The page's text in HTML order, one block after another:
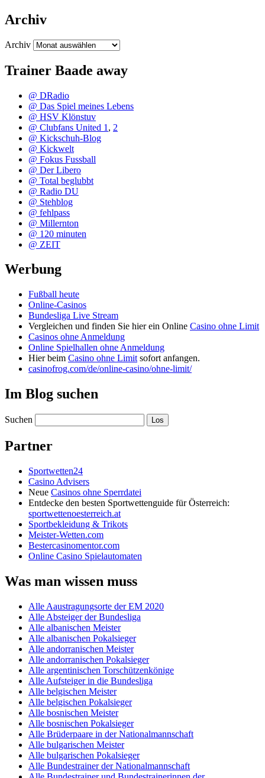
Archiv
Archiv
Trainer Baade away
@ DRadio
@ Das Spiel meines Lebens
@ HSV Klönstuv
@ Clubfans United 1 , 2
@ Kickschuh-Blog
@ Kickwelt
@ Fokus Fussball
@ Der Libero
@ Total beglubbt
@ Radio DU
@ Stehblog
@ fehlpass
@ Millernton
@ 120 minuten
@ ZEIT
Werbung
Fußball heute
Online-Casinos
Bundesliga Live Stream
Vergleichen und finden Sie hier ein Online Casino ohne Limit
Casinos ohne Anmeldung
Online Spielhallen ohne Anmeldung
Hier beim Casino ohne Limit sofort anfangen.
casinofrog.com/de/online-casino/ohne-limit/
Im Blog suchen
Suchen
Partner
Sportwetten24
Casino Advisers
Neue Casinos ohne Sperrdatei
Entdecke den besten Sportwettenguide für Österreich:
sportwettenoesterreich.at
Sportbekleidung & Trikots
Meister-Wetten.com
Bestercasinomentor.com
Online Casino Spielautomaten
Was man wissen muss
Alle Aaustragungsorte der EM 2020
Alle Absteiger der Bundesliga
Alle albanischen Meister
Alle albanischen Pokalsieger
Alle andorranischen Meister
Alle andorranischen Pokalsieger
Alle argentinischen Torschützenkönige
Alle Aufsteiger in die Bundesliga
Alle belgischen Meister
Alle belgischen Pokalsieger
Alle bosnischen Meister
Alle bosnischen Pokalsieger
Alle Brüderpaare in der Nationalmannschaft
Alle bulgarischen Meister
Alle bulgarischen Pokalsieger
Alle Bundestrainer der Nationalmannschaft